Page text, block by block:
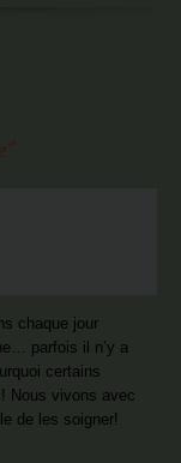
chaque jour
parfois il n’y a
certains
Nous vivons avec
de les soigner!